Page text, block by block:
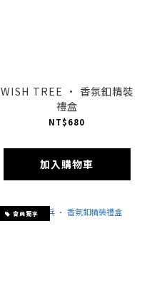
WISH TREE · 香氛釦精裝
禮盒
NT$680
加入購物車
會員獨享